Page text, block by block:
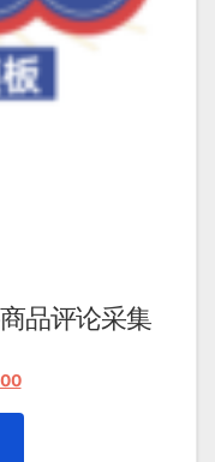
品评论采集
当